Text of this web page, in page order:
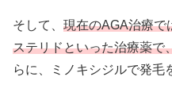
そして、 現在のAGA治療で
ステリドといった治療薬で
らに、ミノキシジルで発毛